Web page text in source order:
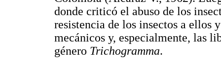
donde criticó el abuso de los
resistencia de los insectos a ellos
mecánicos y, especialmente, las
género Trichogramma.